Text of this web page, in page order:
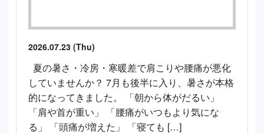
2026.07.23 (Thu)
夏の暑さ・冷房・寒暖差で肩こりや腰痛が悪化
していませんか？ 7月も後半に入り、暑さが本格
的になってきました。 「朝から体がだるい」
「肩や首が重い」 「腰痛がいつもより気にな
る」 「頭痛が増えた」 「寝ても […]